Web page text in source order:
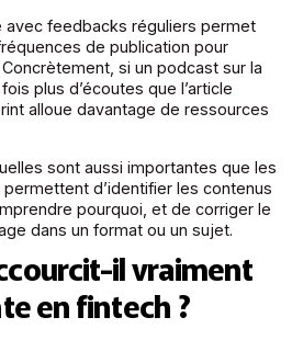
avec feedbacks réguliers permet
de publication pour
si un podcast sur la
plus d’écoutes que l’article
alloue davantage de ressources
sont aussi importantes que les
d’identifier les contenus
pourquoi, et de corriger le
dans un format ou un sujet.
il vraiment
en fintech ?